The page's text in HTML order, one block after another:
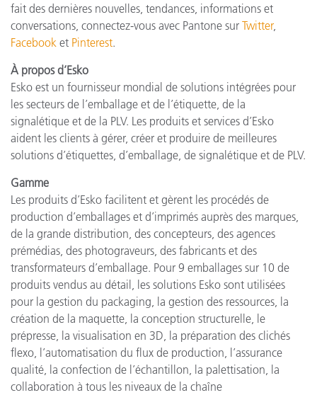
fait des dernières nouvelles, tendances, informations et
conversations, connectez-vous avec Pantone sur Twitter,
Facebook et Pinterest.
À propos d’Esko
Esko est un fournisseur mondial de solutions intégrées pour
les secteurs de l’emballage et de l’étiquette, de la
signalétique et de la PLV. Les produits et services d’Esko
aident les clients à gérer, créer et produire de meilleures
solutions d’étiquettes, d’emballage, de signalétique et de PLV.
Gamme
Les produits d’Esko facilitent et gèrent les procédés de
production d’emballages et d’imprimés auprès des marques,
de la grande distribution, des concepteurs, des agences
prémédias, des photograveurs, des fabricants et des
transformateurs d’emballage. Pour 9 emballages sur 10 de
produits vendus au détail, les solutions Esko sont utilisées
pour la gestion du packaging, la gestion des ressources, la
création de la maquette, la conception structurelle, le
prépresse, la visualisation en 3D, la préparation des clichés
flexo, l’automatisation du flux de production, l’assurance
qualité, la confection de l’échantillon, la palettisation, la
collaboration à tous les niveaux de la chaîne